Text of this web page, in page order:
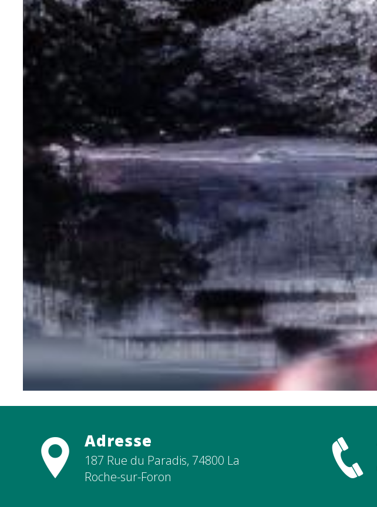
Adresse
187 Rue du Paradis, 74800 La
Roche-sur-Foron